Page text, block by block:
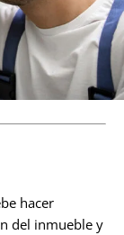
hacer
del inmueble y